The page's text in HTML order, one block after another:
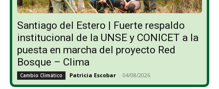
Santiago del Estero | Fuerte respaldo
institucional de la UNSE y CONICET a la
puesta en marcha del proyecto Red
Bosque – Clima
Cambio Climático Patricia Escobar - 04/08/2026